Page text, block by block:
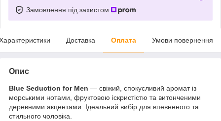
Замовлення під захистом
Доставка Оплата Умови повернення
Опис
Blue Seduction for Men — свіжий, спокусливий аромат із
морськими нотами, фруктовою іскристістю та витонченими
деревними акцентами. Ідеальний вибір для впевненого та
стильного чоловіка.